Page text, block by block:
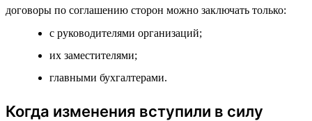
договоры по соглашению сторон можно заключать только:
с руководителями организаций;
их заместителями;
главными бухгалтерами.
Когда изменения вступили в силу